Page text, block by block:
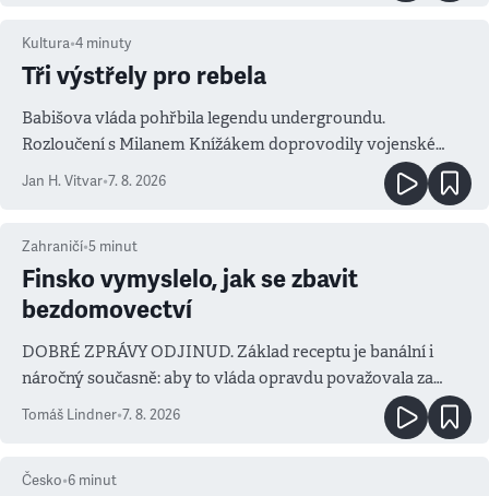
Kultura•4 minuty
Tři výstřely pro rebela
Babišova vláda pohřbila legendu undergroundu.
Rozloučení s Milanem Knížákem doprovodily vojenské
Jan H. Vitvar•7. 8. 2026
Zahraničí•5 minut
Finsko vymyslelo, jak se zbavit
bezdomovectví
DOBRÉ ZPRÁVY ODJINUD. Základ receptu je banální i
náročný současně: aby to vláda opravdu považovala za
Tomáš Lindner•7. 8. 2026
Česko•6 minut